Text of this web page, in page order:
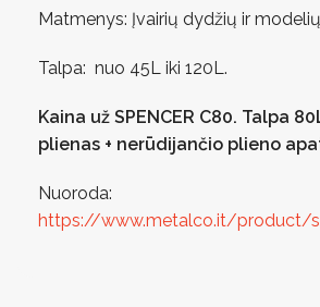
Matmenys: Įvairių dydžių ir
Talpa: nuo 45L iki 120L.
Kaina už SPENCER C80. Talpa
plienas + nerūdijančio plieno
Nuoroda:
https://www.metalco.it/product/